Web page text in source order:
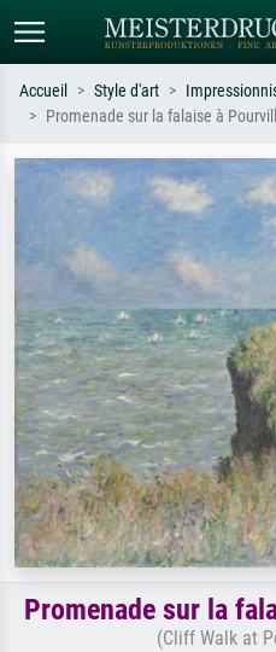
Recherchez par artiste, titre ou style –
ex. Monet, Nuit étoilée,
impressionnisme, vague de Hokusai,
Accueil Style d'art
Promenade sur la falaise à
Promenade sur la
(Cliff Walk at